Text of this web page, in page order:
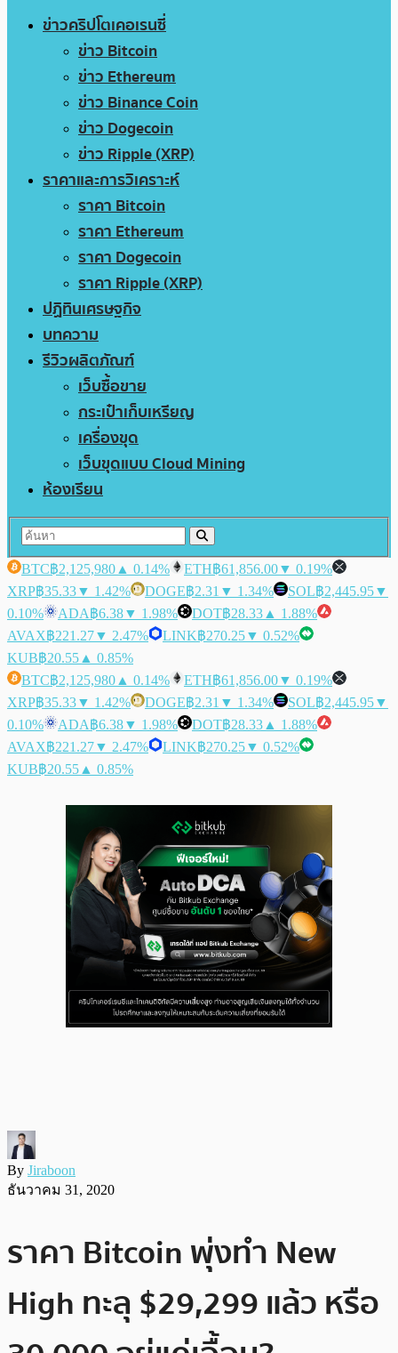
ข่าวคริปโตเคอเรนซี่
ข่าว Bitcoin
ข่าว Ethereum
ข่าว Binance Coin
ข่าว Dogecoin
ข่าว Ripple (XRP)
ราคาและการวิเคราะห์
ราคา Bitcoin
ราคา Ethereum
ราคา Dogecoin
ราคา Ripple (XRP)
ปฏิทินเศรษฐกิจ
บทความ
รีวิวผลิตภัณฑ์
เว็บซื้อขาย
กระเป๋าเก็บเหรียญ
เครื่องขุด
เว็บขุดแบบ Cloud Mining
ห้องเรียน
BTC฿2,125,980 ▲ 0.14% ETH฿61,856.00▼ 0.19%
XRP฿35.33▼ 1.42% DOGE฿2.31 ▼ 1.34% SOL฿2,445.95▼
0.10%
ADA฿6.38▼ 1.98% DOT฿28.33 ▲ 1.88%
AVAX฿221.27▼ 2.47% LINK฿270.25▼ 0.52%
KUB฿20.55 ▲ 0.85%
BTC฿2,125,980 ▲ 0.14% ETH฿61,856.00▼ 0.19%
XRP฿35.33▼ 1.42% DOGE฿2.31 ▼ 1.34% SOL฿2,445.95▼
0.10%
ADA฿6.38▼ 1.98% DOT฿28.33 ▲ 1.88%
AVAX฿221.27▼ 2.47% LINK฿270.25▼ 0.52%
KUB฿20.55 ▲ 0.85%
By Jiraboon
ธันวาคม 31, 2020
ราคา Bitcoin พุ่งทำ New
High ทะลุ $29,299 แล้ว หรือ